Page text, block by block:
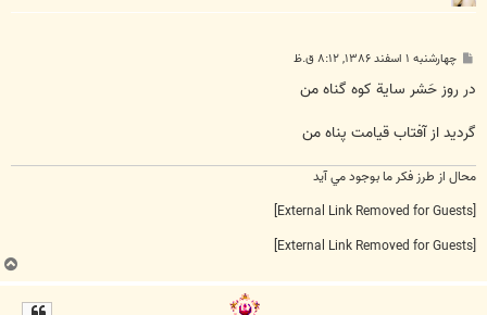
پ
ت
چهارشنبه ۱ اسفند ۱۳۸۶, ۸:۱۲ ق.ظ
در روز حَشر ساية کوه گناه من
گرديد از آفتاب قيامت پناه من
محال از طرز فکر ما بوجود مي آيد
ب
ا